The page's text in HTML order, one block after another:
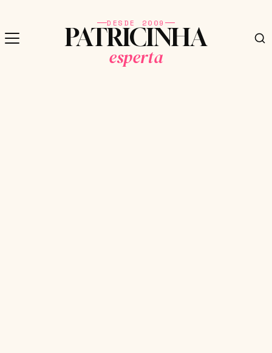
DESDE 2009
PATRICINHA
esperta